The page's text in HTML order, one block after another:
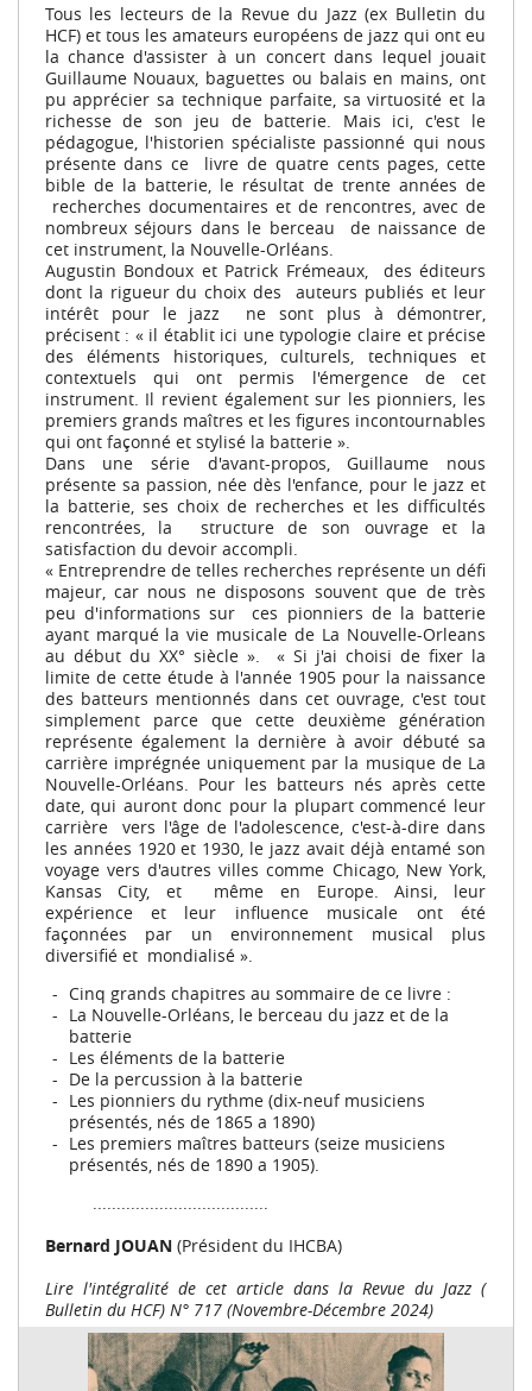
Tous les lecteurs de la Revue du Jazz (ex Bulletin du
HCF) et tous les amateurs européens de jazz qui ont eu
la chance d'assister à un concert dans lequel jouait
Guillaume Nouaux, baguettes ou balais en mains, ont
pu apprécier sa technique parfaite, sa virtuosité et la
richesse de son jeu de batterie. Mais ici, c'est le
pédagogue, l'historien spécialiste passionné qui nous
présente dans ce livre de quatre cents pages, cette
bible de la batterie, le résultat de trente années de
recherches documentaires et de rencontres, avec de
nombreux séjours dans le berceau de naissance de
cet instrument, la Nouvelle-Orléans.
Augustin Bondoux et Patrick Frémeaux, des éditeurs
dont la rigueur du choix des auteurs publiés et leur
intérêt pour le jazz ne sont plus à démontrer,
précisent : « il établit ici une typologie claire et précise
des éléments historiques, culturels, techniques et
contextuels qui ont permis l'émergence de cet
instrument. Il revient également sur les pionniers, les
premiers grands maîtres et les ﬁgures incontournables
qui ont façonné et stylisé la batterie ».
Dans une série d'avant-propos, Guillaume nous
présente sa passion, née dès l'enfance, pour le jazz et
la batterie, ses choix de recherches et les difﬁcultés
rencontrées, la structure de son ouvrage et la
satisfaction du devoir accompli.
« Entreprendre de telles recherches représente un déﬁ
majeur, car nous ne disposons souvent que de très
peu d'informations sur ces pionniers de la batterie
ayant marqué la vie musicale de La Nouvelle-Orleans
au début du XX° siècle ». « Si j'ai choisi de ﬁxer la
limite de cette étude à l'année 1905 pour la naissance
des batteurs mentionnés dans cet ouvrage, c'est tout
simplement parce que cette deuxième génération
représente également la dernière à avoir débuté sa
carrière imprégnée uniquement par la musique de La
Nouvelle-Orléans. Pour les batteurs nés après cette
date, qui auront donc pour la plupart commencé leur
carrière vers l'âge de l'adolescence, c'est-à-dire dans
les années 1920 et 1930, le jazz avait déjà entamé son
voyage vers d'autres villes comme Chicago, New York,
Kansas City, et même en Europe. Ainsi, leur
expérience et leur inﬂuence musicale ont été
façonnées par un environnement musical plus
diversiﬁé et mondialisé ».
Cinq grands chapitres au sommaire de ce livre :
La Nouvelle-Orléans, le berceau du jazz et de la
batterie
Les éléments de la batterie
De la percussion à la batterie
Les pionniers du rythme (dix-neuf musiciens
présentés, nés de 1865 a 1890)
Les premiers maîtres batteurs (seize musiciens
présentés, nés de 1890 a 1905).
.....................................
Bernard JOUAN(Président du IHCBA)
Lire l'intégralité de cet article dans la Revue du Jazz (
Bulletin du HCF) N° 717 (Novembre-Décembre 2024)